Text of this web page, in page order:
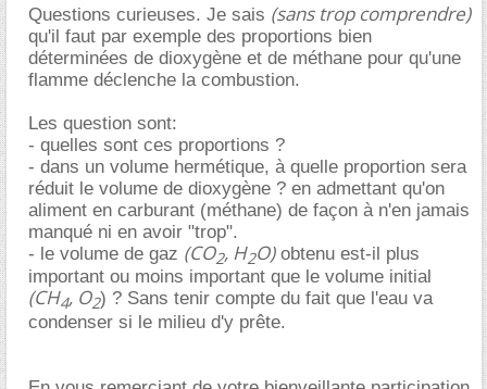
Questions curieuses. Je sais (sans trop comprendre)
qu'il faut par exemple des proportions bien
déterminées de dioxygène et de méthane pour qu'une
flamme déclenche la combustion.
Les question sont:
- quelles sont ces proportions ?
- dans un volume hermétique, à quelle proportion sera
réduit le volume de dioxygène ? en admettant qu'on
aliment en carburant (méthane) de façon à n'en jamais
manqué ni en avoir "trop".
- le volume de gaz (CO2, H2O)obtenu est-il plus
important ou moins important que le volume initial
(CH4, O2) ? Sans tenir compte du fait que l'eau va
condenser si le milieu d'y prête.